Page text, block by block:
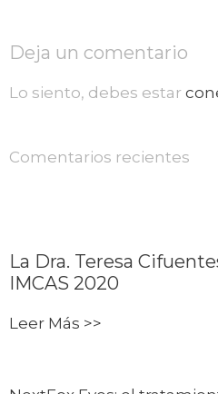
Deja un comentario
Lo siento, debes estar
Comentarios recientes
La Dra. Teresa
IMCAS 2020
Leer Más >>